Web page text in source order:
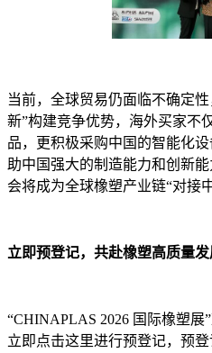
当前，全球贸易仍面临不确定
新”构建竞争优势，海外买家不
品，更积极采购中国的智能化
助中国强大的制造能力和创新
会将成为全球橡塑产业链“对接
立即预登记，共赴橡塑高质量
“CHINAPLAS 2026 国际橡塑展
立即点击这里进行预登记，预